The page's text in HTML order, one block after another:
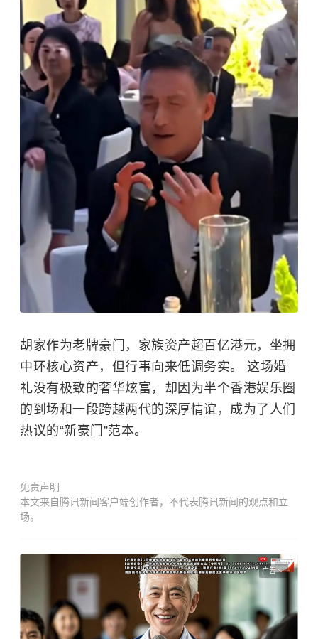
胡家作为老牌豪门，家族资产超百亿港元，坐拥
中环核心资产，但行事向来低调务实。 这场婚
礼没有极致的奢华炫富，却因为半个香港娱乐圈
的到场和一段跨越两代的深厚情谊，成为了人们
热议的“新豪门”范本。
免责声明
本文来自腾讯新闻客户端创作者，不代表腾讯新闻的观点和立
场。
广告